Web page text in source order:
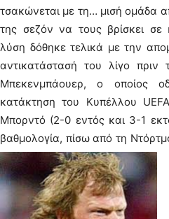
τσακώνεται με τη… μισή ομάδα
της σεζόν να τους βρίσκει
λύση δόθηκε τελικά με την
αντικατάστασή του λίγο
Μπεκενμπάουερ, ο οποίος
κατάκτηση του Κυπέλλου
Μπορντό (2-0 εντός και 3-1
βαθμολογία, πίσω από τη